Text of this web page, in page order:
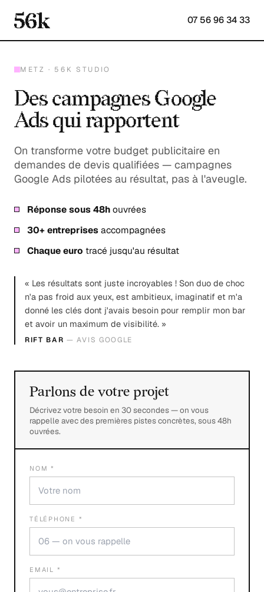
07 56 96 34 33
METZ · 56K STUDIO
Des campagnes Google
Ads qui rapportent
On transforme votre budget publicitaire en
demandes de devis qualifiées — campagnes
Google Ads pilotées au résultat, pas à l'aveugle.
Réponse sous 48houvrées
30+ entreprisesaccompagnées
Chaque euro tracé jusqu'au résultat
« Les résultats sont juste incroyables ! Son duo de choc
n'a pas froid aux yeux, est ambitieux, imaginatif et m'a
donné les clés dont j'avais besoin pour remplir mon bar
et avoir un maximum de visibilité. »
RIFT BAR — AVIS GOOGLE
Parlons de votre projet
Décrivez votre besoin en 30 secondes — on vous
rappelle avec des premières pistes concrètes, sous 48h
ouvrées.
NOM *
TÉLÉPHONE *
EMAIL *